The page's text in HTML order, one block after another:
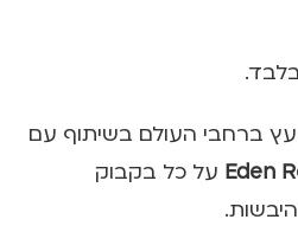
Eden על כל בקבוק